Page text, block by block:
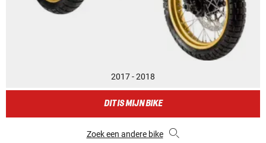
2017 - 2018
DIT IS MIJN BIKE
Zoek een andere bike